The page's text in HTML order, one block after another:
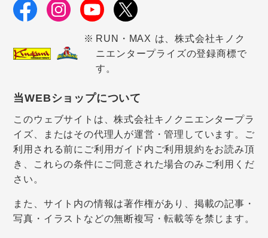
RUN・MAX は、株式会社キノク
ニエンタープライズの登録商標で
す。
当WEBショップについて
このウェブサイトは、株式会社キノクニエンタープラ
イズ、またはその代理人が運営・管理しています。ご
利用される前にご利用ガイド内ご利用規約をお読み頂
き、これらの条件にご同意された場合のみご利用くだ
さい。
また、サイト内の情報は著作権があり、掲載の記事・
写真・イラストなどの無断複写・転載等を禁じます。